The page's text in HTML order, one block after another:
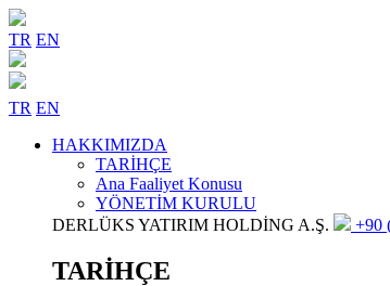
TR EN
TR EN
HAKKIMIZDA
TARİHÇE
Ana Faaliyet Konusu
YÖNETİM KURULU
DERLÜKS YATIRIM HOLDİNG A.Ş.
+90
TARİHÇE